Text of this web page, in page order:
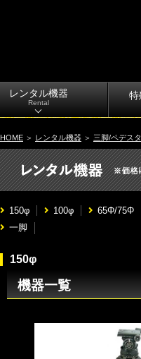
レンタル機器
Rental
特
HOME ＞ レンタル機器 ＞ 三脚/ペデス
150φ 100φ 65Φ/75Φ
一脚
150φ
機器一覧